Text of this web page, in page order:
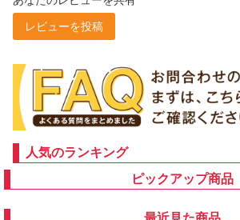
レビューを投稿
人気のランキング
ピックアップ商品